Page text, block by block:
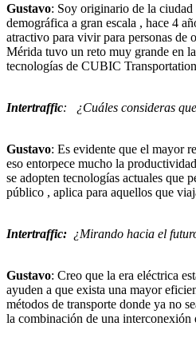
Gustavo: Soy originario de la ciudad
demográfica a gran escala , hace 4
atractivo para vivir para personas de
Mérida tuvo un reto muy grande en
tecnologías de CUBIC
Intertraffic: ¿Cuáles consideras
Gustavo: Es evidente que el mayor
eso entorpece mucho la
se adopten tecnologías actuales que
público , aplica para aquellos que
Intertraffic: ¿Mirando hacia el
Gustavo: Creo que la era eléctrica
ayuden a que exista una mayor
métodos de transporte donde ya no
la combinación de una interconexión